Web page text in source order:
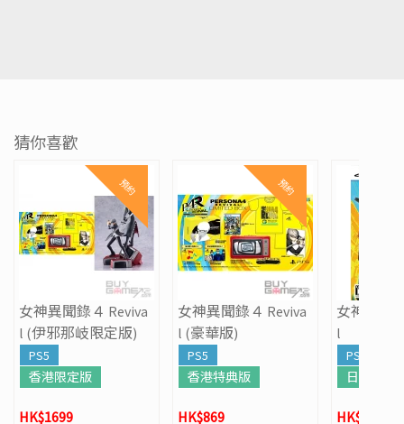
猜你喜歡
預約
女神異聞錄４ Reviva
l (伊邪那岐限定版)
PS5
香港限定版
HK$1699
預約
女神異聞錄４ Reviva
l (豪華版)
PS5
香港特典版
HK$869
女神異聞
l
PS5
日版
HK$549